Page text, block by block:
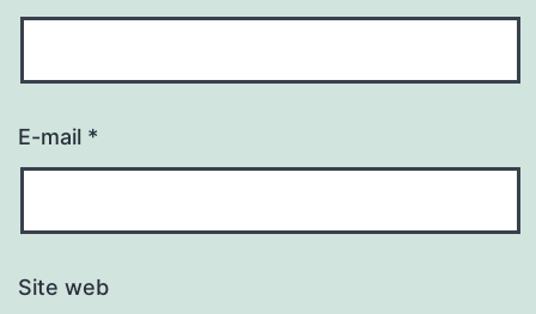
E-mail *
Site web